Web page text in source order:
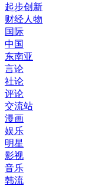
起步创新
财经人物
国际
中国
东南亚
言论
社论
评论
交流站
漫画
娱乐
明星
影视
音乐
韩流